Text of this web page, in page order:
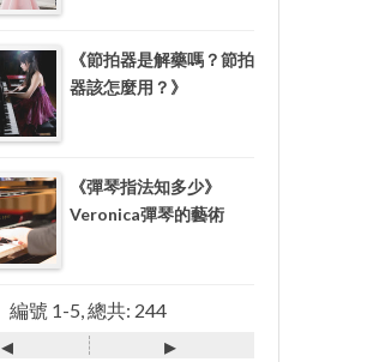
《節拍器是解藥嗎？節拍
器該怎麼用？》
《彈琴指法知多少》
Veronica彈琴的藝術
編號 1-5, 總共: 244
◂ ▸